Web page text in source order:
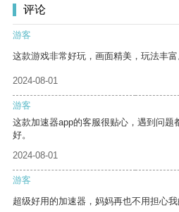
评论
游客
这款游戏非常好玩，画面精美，玩法丰富
2024-08-01
游客
这款加速器app的客服很贴心，遇到问题
好。
2024-08-01
游客
超级好用的加速器，妈妈再也不用担心我